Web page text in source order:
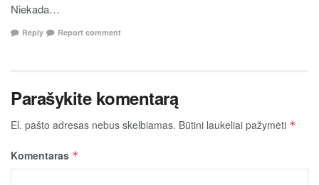
Niekada…
Reply Report comment
Parašykite komentarą
El. pašto adresas nebus skelbiamas. Būtini laukeliai pažymėti *
Komentaras *